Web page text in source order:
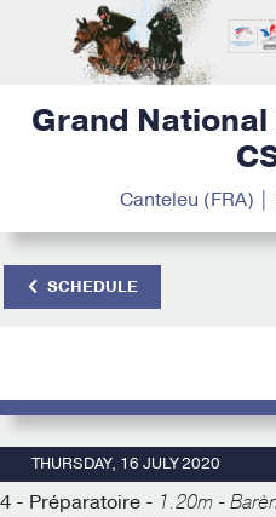
Grand National
Canteleu (FRA) |
SCHEDULE
THURSDAY, 16 JULY 2020
4 - Préparatoire - 1.20m -